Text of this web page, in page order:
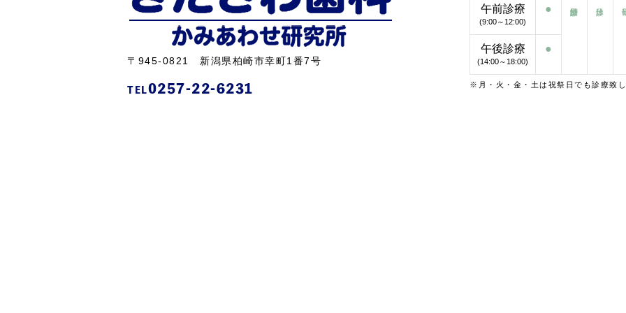
〒945-0821 新潟県柏崎市幸町1番7号
TEL0257-22-6231
午前診療
(9:00～12:00)
●
午後診療
(14:00～18:00)
●
※月・火・金・土は祝祭日でも診療致し